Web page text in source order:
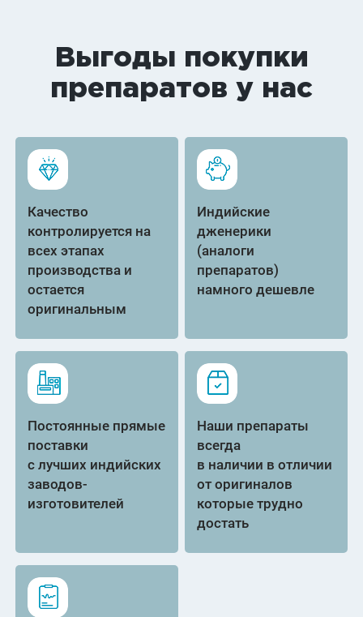
Выгоды покупки
препаратов у нас
Качество
контролируется на
всех этапах
производства и
остается
оригинальным
Индийские
дженерики
(аналоги
препаратов)
намного дешевле
Постоянные прямые
поставки
с лучших индийских
заводов-
изготовителей
Наши препараты
всегда
в наличии в отличии
от оригиналов
которые трудно
достать